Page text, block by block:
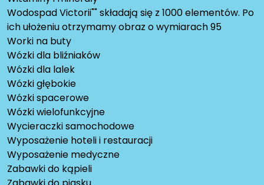
Wodospad Victorii"" składają się z 1000 elementów. Po
ich ułożeniu otrzymamy obraz o wymiarach 95
Worki na buty
Wózki dla bliźniaków
Wózki dla lalek
Wózki głębokie
Wózki spacerowe
Wózki wielofunkcyjne
Wycieraczki samochodowe
Wyposażenie hoteli i restauracji
Wyposażenie medyczne
Zabawki do kąpieli